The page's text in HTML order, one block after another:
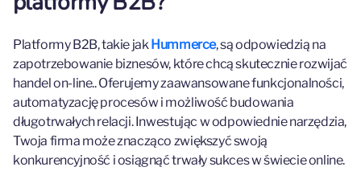
Platformy B2B, takie jak Hummerce, są odpowiedzią na
zapotrzebowanie biznesów, które chcą skutecznie rozwijać
handel on-line.. Oferujemy zaawansowane funkcjonalności,
automatyzację procesów i możliwość budowania
długotrwałych relacji. Inwestując w odpowiednie narzędzia,
Twoja firma może znacząco zwiększyć swoją
konkurencyjność i osiągnąć trwały sukces w świecie online.